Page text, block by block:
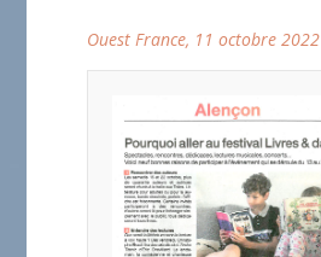
Ouest France, 11 octobre 2022